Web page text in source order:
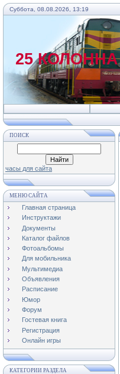
Суббота, 08.08.2026, 13:19
25 КОЛОННА
ПОИСК
часы для сайта
МЕНЮ САЙТА
Главная страница
Инструктажи
Документы
Каталог файлов
Фотоальбомы
Для мобильника
Мультимедиа
Объявления
Расписание
Юмор
Форум
Гостевая книга
Регистрация
Онлайн игры
КАТЕГОРИИ РАЗДЕЛА